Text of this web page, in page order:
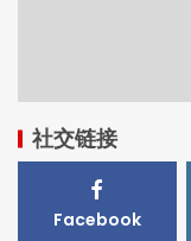
社交链接
Facebook